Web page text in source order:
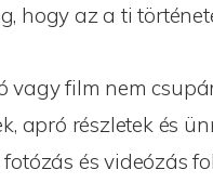
hogy az a ti
vagy film nem
apró részletek és
és videózás